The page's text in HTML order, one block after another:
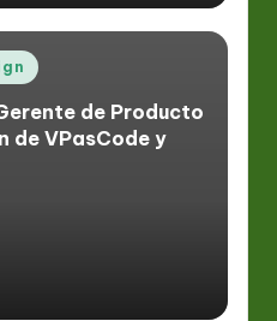
de Producto
de VPasCode y